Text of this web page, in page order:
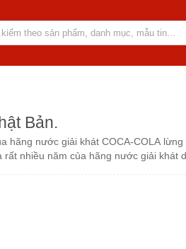
Bản.
hãng nước giải khát COCA-COLA
nhiều năm của hãng nước giải khát